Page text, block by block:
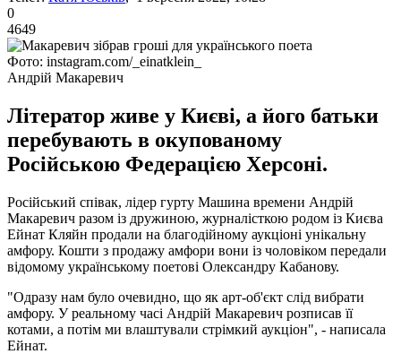
0
4649
Фото: instagram.com/_einatklein_
Андрій Макаревич
Літератор живе у Києві, а його батьки
перебувають в окупованому
Російською Федерацією Херсоні.
Російський співак, лідер гурту Машина времени Андрій
Макаревич разом із дружиною, журналісткою родом із Києва
Ейнат Кляйн продали на благодійному аукціоні унікальну
амфору. Кошти з продажу амфори вони із чоловіком передали
відомому українському поетові Олександру Кабанову.
"Одразу нам було очевидно, що як арт-об'єкт слід вибрати
амфору. У реальному часі Андрій Макаревич розписав її
котами, а потім ми влаштували стрімкий аукціон", - написала
Ейнат.